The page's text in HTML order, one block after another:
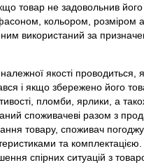
товар не задовольнив
кольором, розміром
використаний за
якості проводиться,
і якщо збережено його
пломби, ярлики, а
споживачеві разом з
товару, споживач
та
спірних ситуацій з